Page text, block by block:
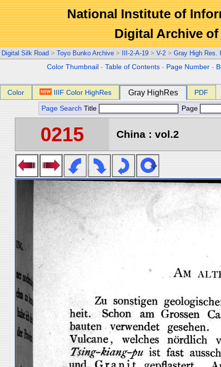
National Institute of
Digital Archive
Digital Silk Road > Toyo Bunko Archive > III-2-A-19 > V-2 > Gray High Res.
Color Thumbnail -Table of Contents - Page Number -
Color IIIF Color HighRes Gray HighRes PDF
Page Search Title Page
0215 China : vol.2